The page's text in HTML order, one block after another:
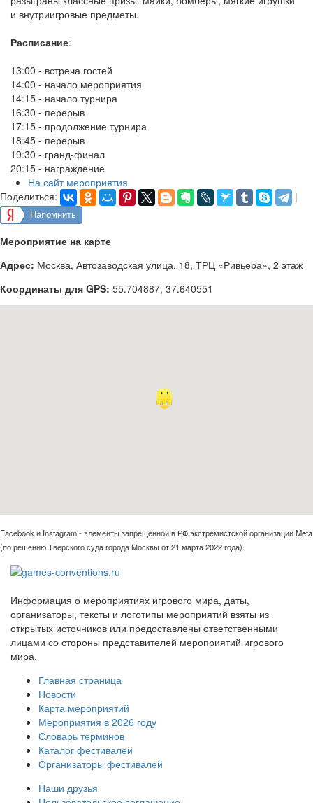
и внутриигровые предметы.
Расписание:
13:00 - встреча гостей
14:00 - начало мероприятия
14:15 - начало турнира
16:30 - перерыв
17:15 - продолжение турнира
18:45 - перерыв
19:30 - гранд-финал
20:15 - награждение
На сайт мероприятия
Поделиться:
|
Напомнить
Мероприятие на карте
Адрес: Москва, Автозаводская улица, 18, ТРЦ «Ривьера», 2 этаж
Координаты для GPS: 55.704887, 37.640551
Facebook и Instagram - элементы запрещённой в РФ экстремистской организации Meta
(по решению Тверского суда города Москвы от 21 марта 2022 года).
Информация о мероприятиях игрового мира, даты,
организаторы, тексты и логотипы мероприятий взяты из
открытых источников или предоставлены ответственными
лицами со стороны представителей мероприятий игрового
мира.
Главная страница
Новости
Карта мероприятий
Мероприятия в 2026 году
Словарь терминов
Каталог фестивалей
Организаторы фестивалей
Наши друзья